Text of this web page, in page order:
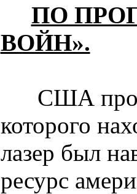
ПО
ВОЙН».
США
которого
лазер был
ресурс